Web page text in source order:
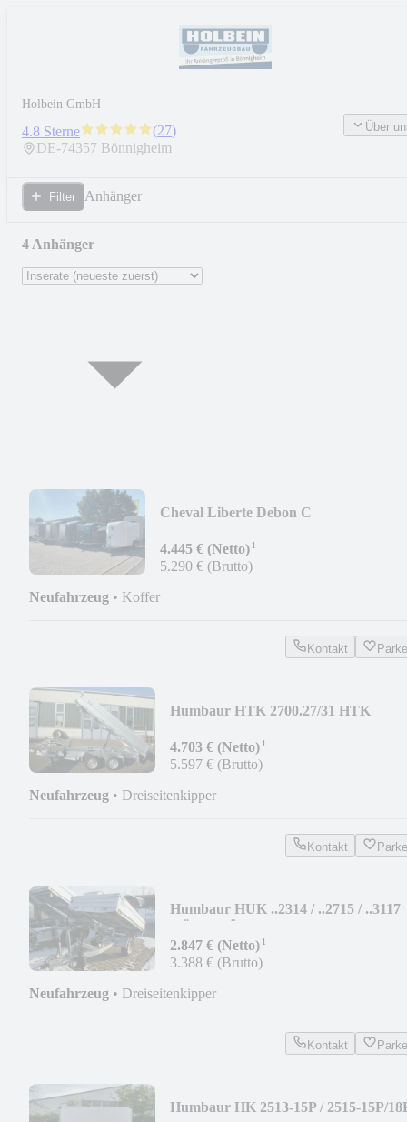
Holbein GmbH
4.8 Sterne (27)
DE-74357 Bönnigheim
Über
Filter Anhänger
4 Anhänger
Cheval Liberte Debon C
4.445 € (Netto)¹
5.290 € (Brutto)
Neufahrzeug • Koffer
Kontakt
Humbaur HTK 2700.27/31 HTK
4.703 € (Netto)¹
5.597 € (Brutto)
Neufahrzeug • Dreiseitenkipper
Kontakt
Humbaur HUK ..2314 / ..2715 / ..3117
2.847 € (Netto)¹
3.388 € (Brutto)
Neufahrzeug • Dreiseitenkipper
Kontakt
Humbaur HK 2513-15P / 2515-15P/